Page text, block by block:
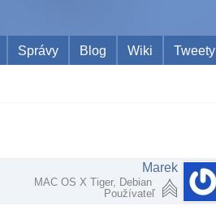
Správy Blog Wiki Tweety
Marek
MAC OS X Tiger, Debian
Používateľ